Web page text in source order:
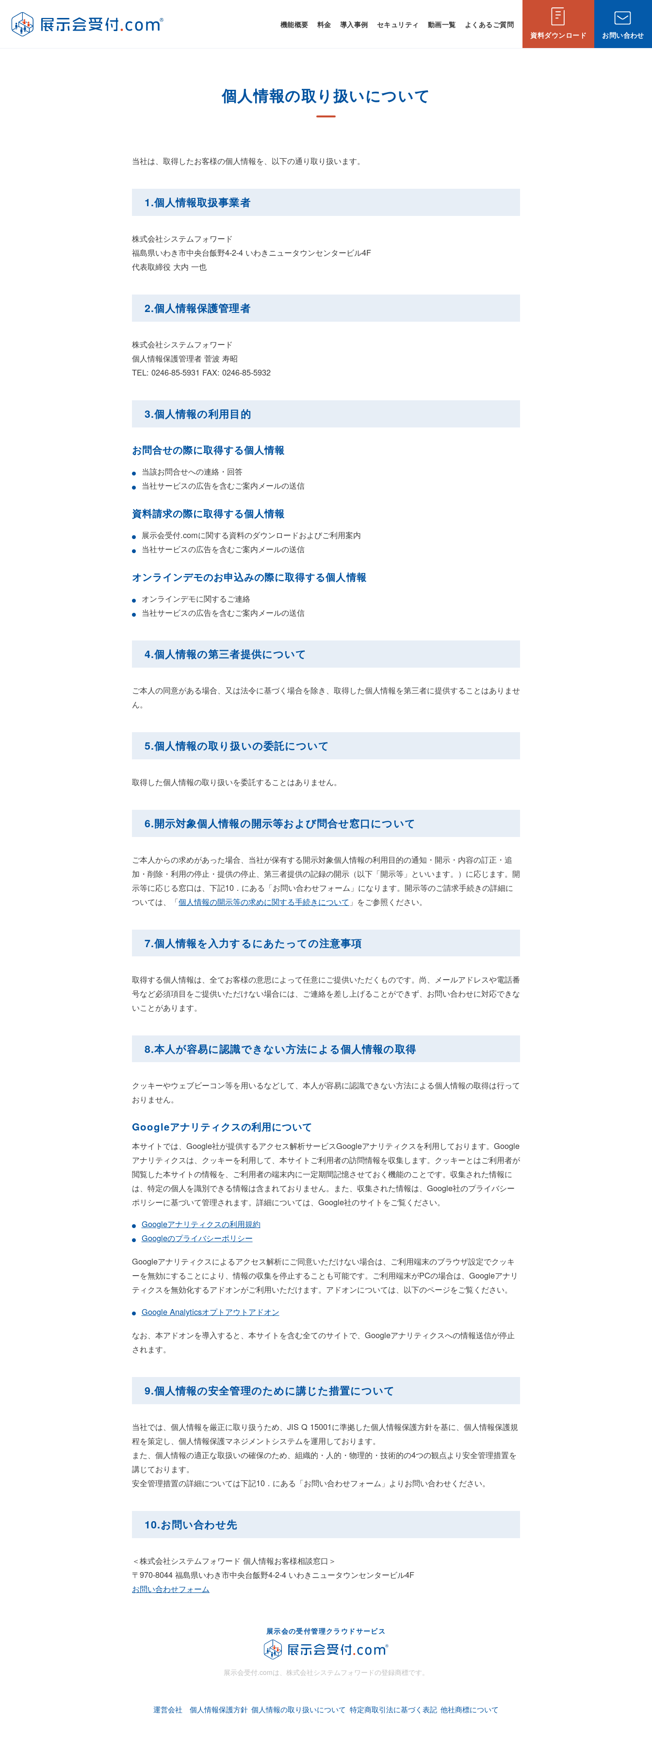
機能概要 料金 導入事例 セキュリティ 動画一覧
よくあるご質問
資料ダウンロード
お問い合わせ
個人情報の取り扱いについて
当社は、取得したお客様の個人情報を、以下の通り取り扱います。
1.個人情報取扱事業者
株式会社システムフォワード
福島県いわき市中央台飯野4-2-4 いわきニュータウンセンタービル4F
代表取締役 大内 一也
2.個人情報保護管理者
株式会社システムフォワード
個人情報保護管理者 菅波 寿昭
TEL: 0246-85-5931 FAX: 0246-85-5932
3.個人情報の利用目的
お問合せの際に取得する個人情報
当該お問合せへの連絡・回答
当社サービスの広告を含むご案内メールの送信
資料請求の際に取得する個人情報
展示会受付.comに関する資料のダウンロードおよびご利用案内
当社サービスの広告を含むご案内メールの送信
オンラインデモのお申込みの際に取得する個人情報
オンラインデモに関するご連絡
当社サービスの広告を含むご案内メールの送信
4.個人情報の第三者提供について
ご本人の同意がある場合、又は法令に基づく場合を除き、取得した個人情報を第三者に提供することはありませ
ん。
5.個人情報の取り扱いの委託について
取得した個人情報の取り扱いを委託することはありません。
6.開示対象個人情報の開示等および問合せ窓口について
ご本人からの求めがあった場合、当社が保有する開示対象個人情報の利用目的の通知・開示・内容の訂正・追
加・削除・利用の停止・提供の停止、第三者提供の記録の開示（以下「開示等」といいます。）に応じます。開
示等に応じる窓口は、下記10．にある「お問い合わせフォーム」になります。開示等のご請求手続きの詳細に
ついては、「個人情報の開示等の求めに関する手続きについて 」をご参照ください。
7.個人情報を入力するにあたっての注意事項
取得する個人情報は、全てお客様の意思によって任意にご提供いただくものです。尚、メールアドレスや電話番
号など必須項目をご提供いただけない場合には、ご連絡を差し上げることができず、お問い合わせに対応できな
いことがあります。
8.本人が容易に認識できない方法による個人情報の取得
クッキーやウェブビーコン等を用いるなどして、本人が容易に認識できない方法による個人情報の取得は行って
おりません。
Googleアナリティクスの利用について
本サイトでは、Google社が提供するアクセス解析サービスGoogleアナリティクスを利用しております。Google
アナリティクスは、クッキーを利用して、本サイトご利用者の訪問情報を収集します。クッキーとはご利用者が
閲覧した本サイトの情報を、ご利用者の端末内に一定期間記憶させておく機能のことです。収集された情報に
は、特定の個人を識別できる情報は含まれておりません。また、収集された情報は、Google社のプライバシー
ポリシーに基づいて管理されます。詳細については、Google社のサイトをご覧ください。
Googleアナリティクスの利用規約
Googleのプライバシーポリシー
Googleアナリティクスによるアクセス解析にご同意いただけない場合は、ご利用端末のブラウザ設定でクッキ
ーを無効にすることにより、情報の収集を停止することも可能です。ご利用端末がPCの場合は、Googleアナリ
ティクスを無効化するアドオンがご利用いただけます。アドオンについては、以下のページをご覧ください。
Google Analyticsオプトアウトアドオン
なお、本アドオンを導入すると、本サイトを含む全てのサイトで、Googleアナリティクスへの情報送信が停止
されます。
9.個人情報の安全管理のために講じた措置について
当社では、個人情報を厳正に取り扱うため、JIS Q 15001に準拠した個人情報保護方針を基に、個人情報保護規
程を策定し、個人情報保護マネジメントシステムを運用しております。
また、個人情報の適正な取扱いの確保のため、組織的・人的・物理的・技術的の4つの観点より安全管理措置を
講じております。
安全管理措置の詳細については下記10．にある「お問い合わせフォーム」よりお問い合わせください。
10.お問い合わせ先
＜株式会社システムフォワード 個人情報お客様相談窓口＞
〒970-8044 福島県いわき市中央台飯野4-2-4 いわきニュータウンセンタービル4F
お問い合わせフォーム
展示会の受付管理クラウドサービス
展示会受付.comは、株式会社システムフォワードの登録商標です。
運営会社 個人情報保護方針 個人情報の取り扱いについて 特定商取引法に基づく表記 他社商標について